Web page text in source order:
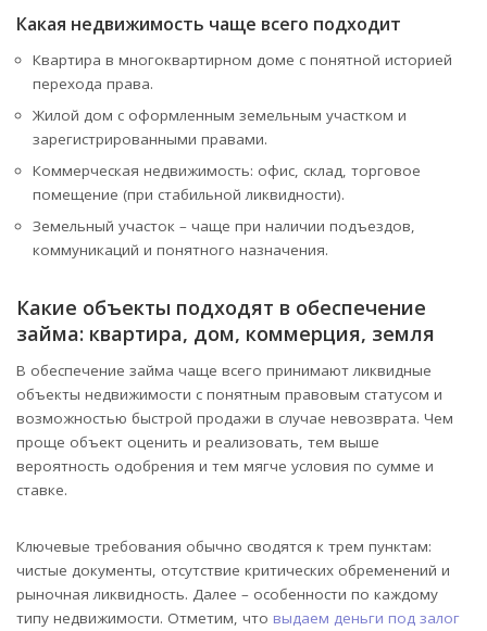
Какая недвижимость чаще всего подходит
Квартира в многоквартирном доме с понятной историей
перехода права.
Жилой дом с оформленным земельным участком и
зарегистрированными правами.
Коммерческая недвижимость: офис, склад, торговое
помещение (при стабильной ликвидности).
Земельный участок – чаще при наличии подъездов,
коммуникаций и понятного назначения.
Какие объекты подходят в обеспечение
займа: квартира, дом, коммерция, земля
В обеспечение займа чаще всего принимают ликвидные
объекты недвижимости с понятным правовым статусом и
возможностью быстрой продажи в случае невозврата. Чем
проще объект оценить и реализовать, тем выше
вероятность одобрения и тем мягче условия по сумме и
ставке.
Ключевые требования обычно сводятся к трем пунктам:
чистые документы, отсутствие критических обременений и
рыночная ликвидность. Далее – особенности по каждому
типу недвижимости. Отметим, что выдаем деньги под залог